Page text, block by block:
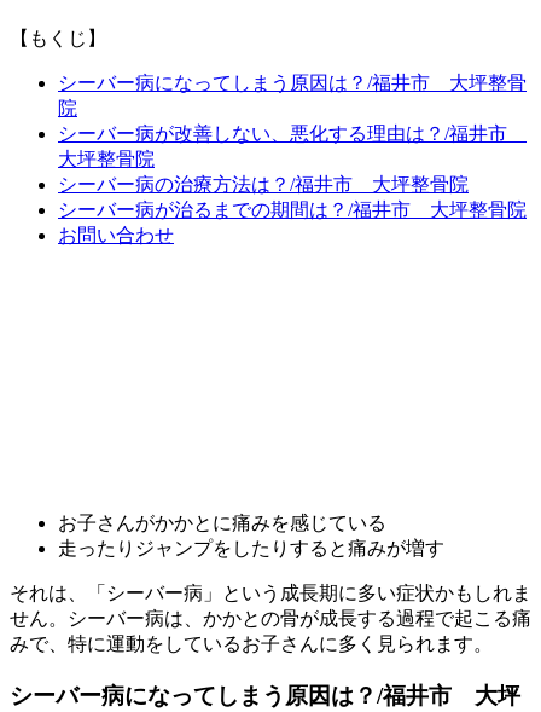
【もくじ】
シーバー病になってしまう原因は？/福井市 大坪整骨
院
シーバー病が改善しない、悪化する理由は？/福井市
大坪整骨院
シーバー病の治療方法は？/福井市 大坪整骨院
シーバー病が治るまでの期間は？/福井市 大坪整骨院
お問い合わせ
お子さんがかかとに痛みを感じている
走ったりジャンプをしたりすると痛みが増す
それは、「シーバー病」という成長期に多い症状かもしれま
せん。シーバー病は、かかとの骨が成長する過程で起こる痛
みで、特に運動をしているお子さんに多く見られます。
シーバー病になってしまう原因は？/福井市 大坪